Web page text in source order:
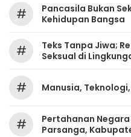
#
Pancasila Bukan
Kehidupan Bangsa
#
Teks Tanpa Jiwa;
Seksual di
# Manusia,
#
Pertahanan
Parsanga,